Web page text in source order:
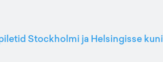
Stockholmi ja Helsingisse kuni